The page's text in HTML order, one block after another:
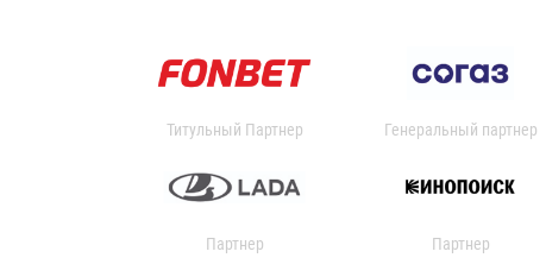
Титульный Партнер Генеральный партнер
Партнер Партнер